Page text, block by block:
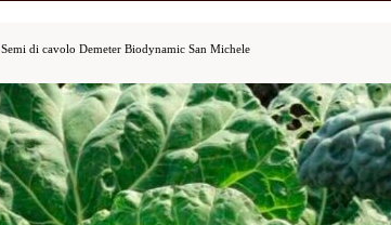
Semi di cavolo Demeter Biodynamic San Michele